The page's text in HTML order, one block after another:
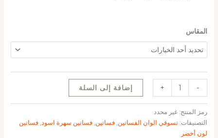
المقاس
-
+ إضافة إلى السلة
رمز المنتج: غير محدد
التصنيفات: تسوقي الوان الفساتين, فساتين, فساتين سهرة اسود, فساتين
لون أخضر